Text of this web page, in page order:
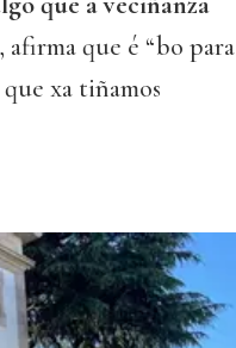
afirma que é “bo para
xa tiñamos